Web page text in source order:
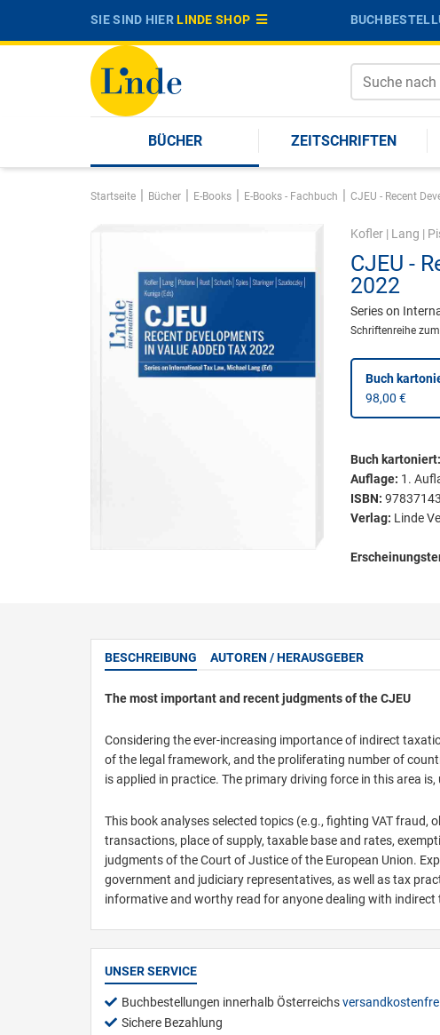
SIE SIND HIERLINDE SHOP
BÜCHER ZEITSCHRIFTEN
Startseite | Bücher | E-Books | E-Books - Fachbuch | CJEU - Recent
Kofler| Lang |
CJEU -
2022
Series on
Schriftenreihe
Buch
98,00 €
Buch kartoniert:
Auflage: 1.
ISBN:
Verlag: Linde
BESCHREIBUNG AUTOREN / HERAUSGEBER
The most important and recent judgments of the CJEU
Considering the ever-increasing importance of indirect
of the legal framework, and the proliferating number of
is applied in practice. The primary driving force in this area
This book analyses selected topics (e.g., fighting VAT
transactions, place of supply, taxable base and rates,
judgments of the Court of Justice of the European Union.
government and judiciary representatives, as well as tax
informative and worthy read for anyone dealing with
UNSER SERVICE
Buchbestellungen innerhalb Österreichs
Sichere Bezahlung